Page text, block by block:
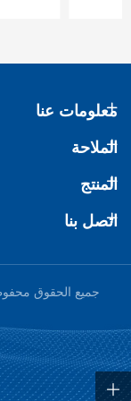
معلومات عنا
الملاحة
المنتج
اتصل بنا